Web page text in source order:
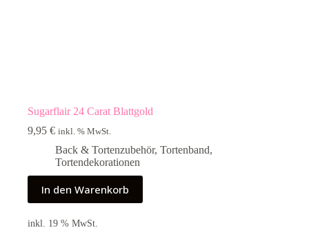
Sugarflair 24 Carat Blattgold
9,95 € inkl. % MwSt.
Back & Tortenzubehör, Tortenband,
Tortendekorationen
In den Warenkorb
inkl. 19 % MwSt.